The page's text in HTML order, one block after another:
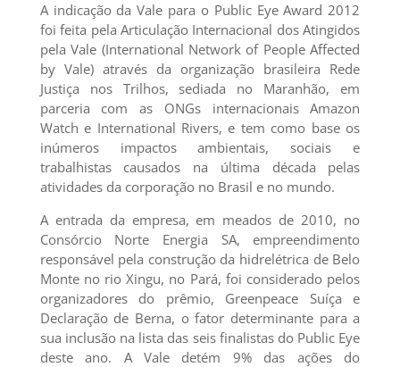
A indicação da Vale para o Public Eye Award 2012
foi feita pela Articulação Internacional dos Atingidos
pela Vale (International Network of People Affected
by Vale) através da organização brasileira Rede
Justiça nos Trilhos, sediada no Maranhão, em
parceria com as ONGs internacionais Amazon
Watch e International Rivers, e tem como base os
inúmeros impactos ambientais, sociais e
trabalhistas causados na última década pelas
atividades da corporação no Brasil e no mundo.
A entrada da empresa, em meados de 2010, no
Consórcio Norte Energia SA, empreendimento
responsável pela construção da hidrelétrica de Belo
Monte no rio Xingu, no Pará, foi considerado pelos
organizadores do prêmio, Greenpeace Suíça e
Declaração de Berna, o fator determinante para a
sua inclusão na lista das seis finalistas do Public Eye
deste ano. A Vale detém 9% das ações do